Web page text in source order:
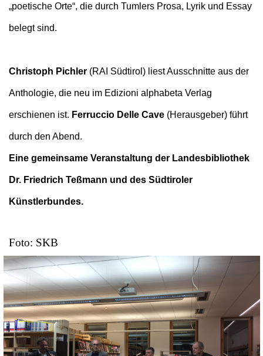
„poetische Orte“, die durch Tumlers Prosa, Lyrik und Essay
belegt sind.
Christoph Pichler (RAI Südtirol) liest Ausschnitte aus der
Anthologie, die neu im Edizioni alphabeta Verlag
erschienen ist. Ferruccio Delle Cave (Herausgeber) führt
durch den Abend.
Eine gemeinsame Veranstaltung der Landesbibliothek
Dr. Friedrich Teßmann und des Südtiroler
Künstlerbundes.
Foto: SKB